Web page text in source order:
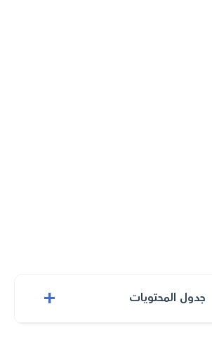
جدول المحتويات +